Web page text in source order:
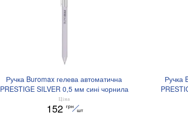
Ручка Buromax гелева автоматична
PRESTIGE SILVER 0,5 мм сині чорнила
BM.83102
Ціна
152 грн
шт
Ручка